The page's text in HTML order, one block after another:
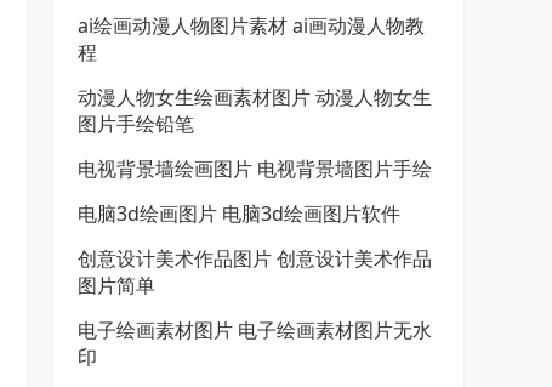
ai绘画动漫人物图片素材 ai画动漫人物教
程
动漫人物女生绘画素材图片 动漫人物女生
图片手绘铅笔
电视背景墙绘画图片 电视背景墙图片手绘
电脑3d绘画图片 电脑3d绘画图片软件
创意设计美术作品图片 创意设计美术作品
图片简单
电子绘画素材图片 电子绘画素材图片无水
印